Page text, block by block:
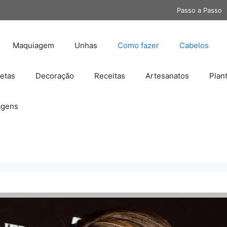
Passo a Passo
Maquiagem Unhas Como fazer Cabelos
Decoração Receitas Artesanatos